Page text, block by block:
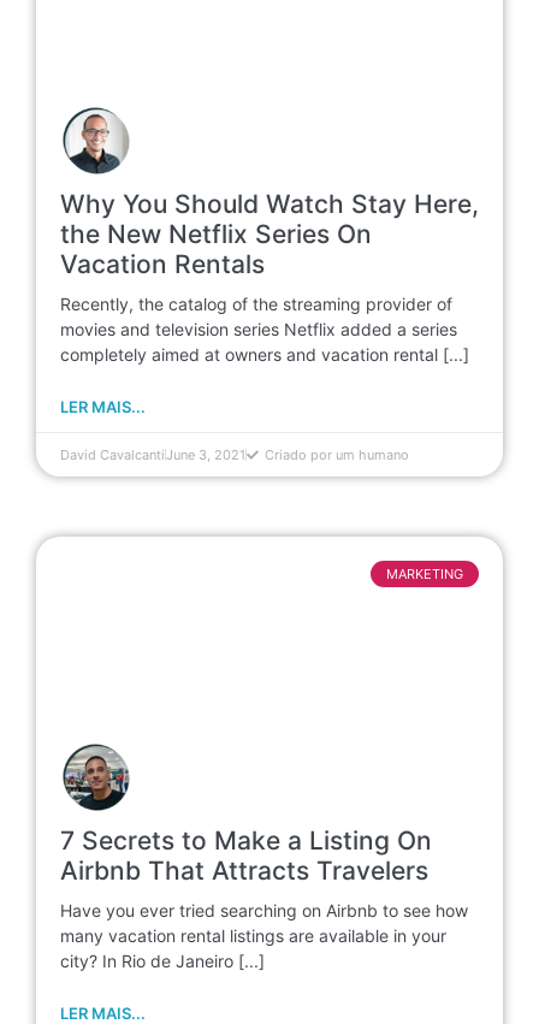
Why You Should Watch Stay Here,
the New Netflix Series On
Vacation Rentals
Recently, the catalog of the streaming provider of
movies and television series Netflix added a series
completely aimed at owners and vacation rental [...]
LER MAIS...
David CavalcantiJune 3, 2021 Criado por um humano
7 Secrets to Make a Listing On
Airbnb That Attracts Travelers
Have you ever tried searching on Airbnb to see how
many vacation rental listings are available in your
city? In Rio de Janeiro [...]
LER MAIS...
MARKETING